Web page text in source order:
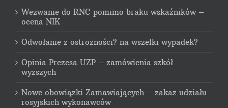
Wezwanie do RNC pomimo braku wskaźników –
ocena NIK
Odwołanie z ostrożności? na wszelki wypadek?
Opinia Prezesa UZP – zamówienia szkół
wyższych
Nowe obowiązki Zamawiających – zakaz udziału
rosyjskich wykonawców